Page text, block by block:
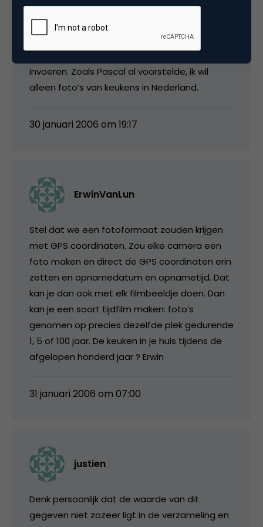
gebruiker moeten krijgen en bij het invoeren
zou je dat moeten kunnen wijzigen (bijv. als
foto elders is genomen). Ook bij het zoeken
invoeren. Zoals Pascal al voorstelde, ik wil
alleen foto’s van keukens in Nederland.
30 januari 2006 om 19:17
ErwinVanLun
Stel dat we een fotoformaat zouden krijgen
met GPS coordinaten. Zou elke camera een
foto maken en direct de GPS coordinaten erin
zetten en opnamedatum en opnametijd. Dat
kan je dan ook met elk filmbeeldje doen. Dan
kan je een soort tijdfilm maken: foto’s
genomen op precies dezelfde plek gedurende
1, 5 of 100 jaar. De keuken in je huis tijdens de
afgelopen honderd jaar ? Erwin
31 januari 2006 om 07:00
justien
Denk persoonlijk dat de waarde van dit
gegeven niet zozeer ligt in de verzameling en